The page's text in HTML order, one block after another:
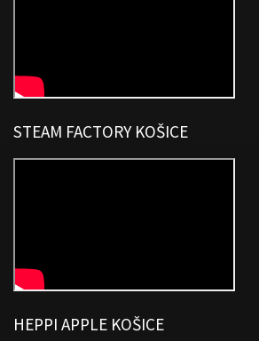
STEAM FACTORY KOŠICE
HEPPI APPLE KOŠICE